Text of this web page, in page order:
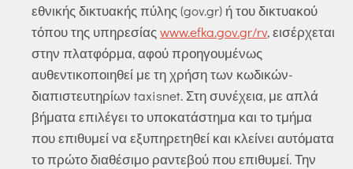
εθνικής δικτυακής πύλης (gov.gr) ή του δικτυακού
τόπου της υπηρεσίας www.efka.gov.gr/rv, εισέρχεται
στην πλατφόρμα, αφού προηγουμένως
αυθεντικοποιηθεί με τη χρήση των κωδικών-
διαπιστευτηρίων taxisnet. Στη συνέχεια, με απλά
βήματα επιλέγει το υποκατάστημα και το τμήμα
που επιθυμεί να εξυπηρετηθεί και κλείνει αυτόματα
το πρώτο διαθέσιμο ραντεβού που επιθυμεί. Την